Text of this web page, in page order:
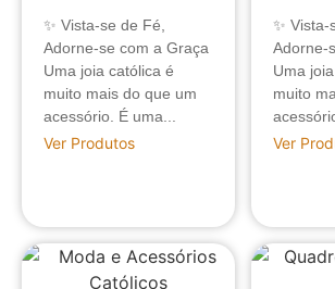
✨ Vista-se de Fé,
Adorne-se com a Graça
Uma joia católica é
muito mais do que um
acessório. É uma...
Ver Produtos
✨ Vista-
Adorne-
Uma
muito
Ver